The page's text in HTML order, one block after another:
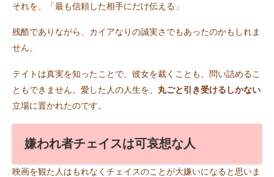
それを、「最も信頼した相手にだけ伝える」
残酷でありながら、カイアなりの誠実さでもあったのかもしれま
せん。
テイトは真実を知ったことで、彼女を裁くことも、問い詰めるこ
ともできません。愛した人の人生を、 丸ごと引き受けるしかない
立場に置かれたのです。
嫌われ者チェイスは可哀想な人
映画を観た人はもれなくチェイスのことが大嫌いになると思いま